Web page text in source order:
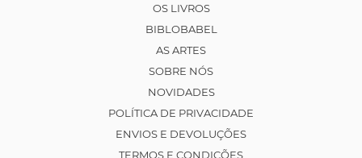
OS LIVROS
BIBLOBABEL
AS ARTES
SOBRE NÓS
NOVIDADES
POLÍTICA DE PRIVACIDADE
ENVIOS E DEVOLUÇÕES
TERMOS E CONDIÇÕES